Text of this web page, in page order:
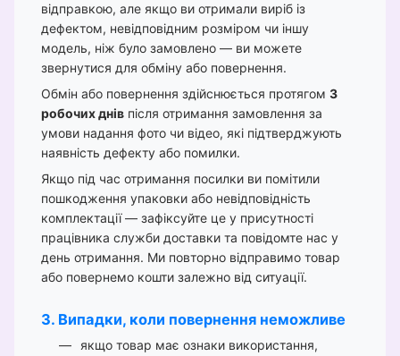
відправкою, але якщо ви отримали виріб із
дефектом, невідповідним розміром чи іншу
модель, ніж було замовлено — ви можете
звернутися для обміну або повернення.
Обмін або повернення здійснюється протягом 3
робочих днів після отримання замовлення за
умови надання фото чи відео, які підтверджують
наявність дефекту або помилки.
Якщо під час отримання посилки ви помітили
пошкодження упаковки або невідповідність
комплектації — зафіксуйте це у присутності
працівника служби доставки та повідомте нас у
день отримання. Ми повторно відправимо товар
або повернемо кошти залежно від ситуації.
3. Випадки, коли повернення неможливе
якщо товар має ознаки використання,